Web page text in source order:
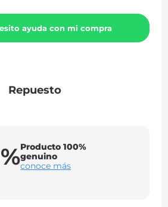
ayuda con mi compra
Repuesto
Producto 100%
genuino
conoce más